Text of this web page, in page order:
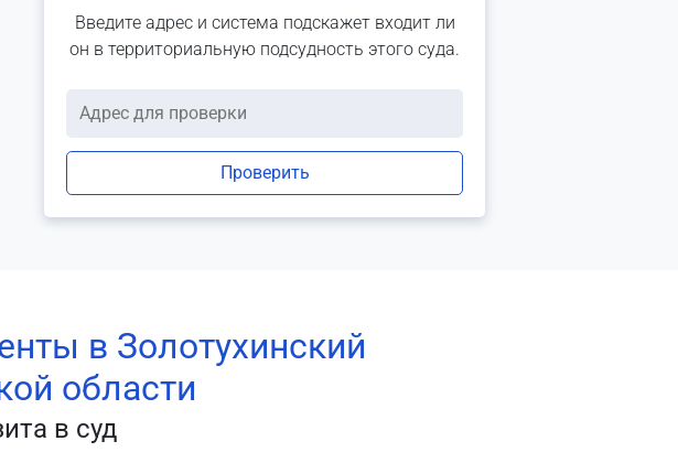
Введите адрес и система подскажет входит ли
он в территориальную подсудность этого суда.
Проверить
в Золотухинский
области
в суд